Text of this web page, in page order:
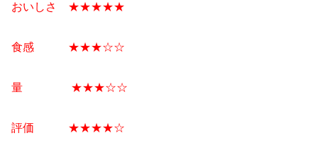
おいしさ ★★★★★
食感 ★★★☆☆
量 ★★★☆☆
評価 ★★★★☆